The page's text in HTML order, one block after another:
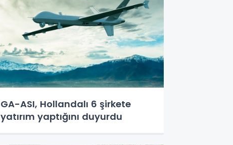
GA-ASI, Hollandalı 6 şirkete
yatırım yaptığını duyurdu